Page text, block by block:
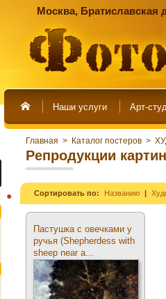
Москва, Братиславская
Наши услуги Арт-
Главная > Каталог постеров >
Репродукции
Сортировать по: Названию
Пастушка с овечками у
ручья (Shepherdess with
sheep near a...
●